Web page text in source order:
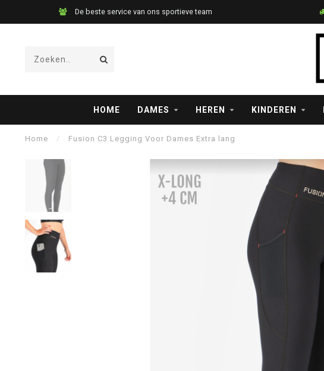
De beste service van ons sportieve team
HOME DAMES HEREN KINDEREN
Home / Fusion C3 Legging Voor Dames Extra lang